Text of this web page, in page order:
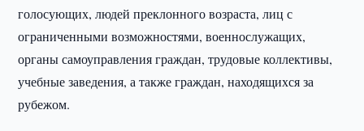
голосующих, людей преклонного возраста, лиц с
ограниченными возможностями, военнослужащих,
органы самоуправления граждан, трудовые коллективы,
учебные заведения, а также граждан, находящихся за
рубежом.